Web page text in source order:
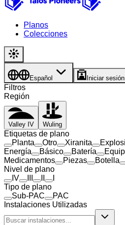
Planos
Colecciones
Español Iniciar sesión
Filtros
Región
Valley IV Wuling
Etiquetas de plano
Planta
Otro Xiranita
Energía
Básico Batería
Medicamentos
Piezas Botella
Nivel de plano
IV
Tipo de plano
Sub-PAC
PAC
Instalaciones Utilizadas